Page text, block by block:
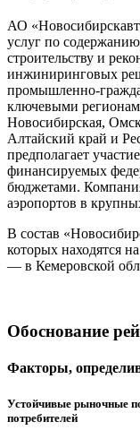
АО
услуг по
строительству и
инжиниринговых
промышленно-
ключевыми
Новосибирская,
Алтайский край и
предполагает
финансируемых
бюджетами.
аэропортов в
В состав
которых находятся
— в Кемеровской
Обоснование
Факторы,
Устойчивые рыночные
потребителей